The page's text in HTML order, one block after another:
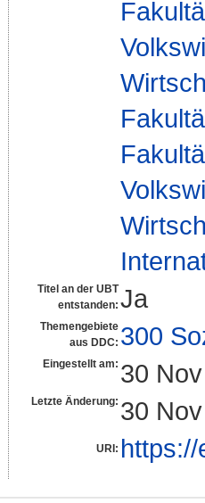
Titel an der UBT
entstanden: Ja
Themengebiete
aus DDC: 300
Eingestellt am: 30
Letzte Änderung: 30
URI: